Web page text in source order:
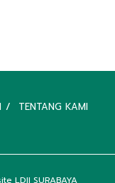
TENTANG KAMI
LDII SURABAYA